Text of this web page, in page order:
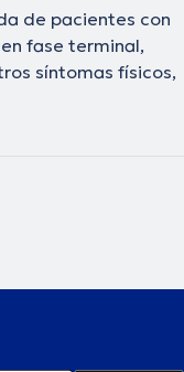
de pacientes con
fase terminal,
síntomas físicos,